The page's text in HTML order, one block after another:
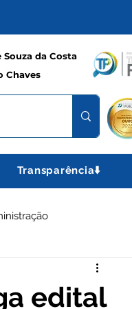
da Costa
Chaves
Transparência⬇️
Gabinete
edital